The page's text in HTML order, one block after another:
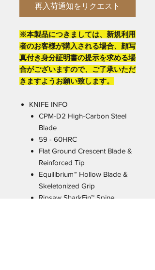
再入荷通知をリクエスト
※本製品につきましては、新規利用
者のお客様が購入される場合、顔写
真付き身分証明書の提示を求める場
合がございますので、ご了承いただ
きますようお願い致します。
KNIFE INFO
CPM-D2 High-Carbon Steel
Blade
59 - 60HRC
Flat Ground Crescent Blade &
Reinforced Tip
Equilibrium™ Hollow Blade &
Skeletonized Grip
Ripsaw SharkFin™ Spine